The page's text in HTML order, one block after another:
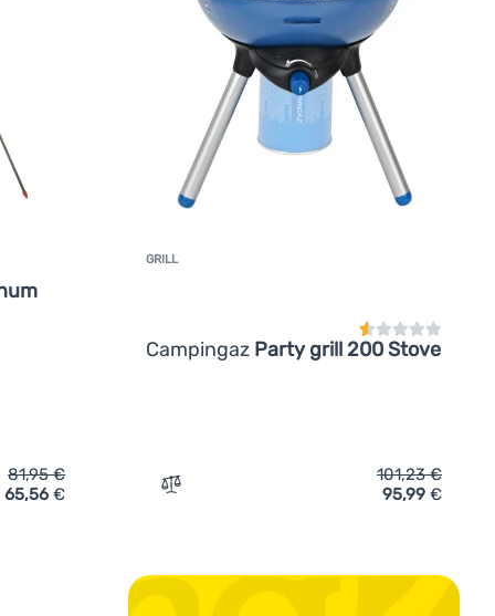
dass ihre Lebensdauer maximal verlängert
Telescopic Aluminum Tripod' hinzufügen
81,95€
65,56€
GRILL
Campingaz Party grill 200 Stove
Zum Vergleich 'Grill Campingaz Party
101,23€
95,99 €